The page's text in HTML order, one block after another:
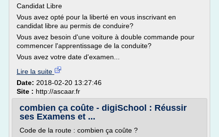
Candidat Libre
Vous avez opté pour la liberté en vous inscrivant en
candidat libre au permis de conduire?
Vous avez besoin d'une voiture à double commande pour
commencer l'apprentissage de la conduite?
Vous avez votre date d'examen...
Lire la suite
Date: 2018-02-20 13:27:46
Site : http://ascaar.fr
combien ça coûte - digiSchool : Réussir
ses Examens et ...
Code de la route : combien ça coûte ?